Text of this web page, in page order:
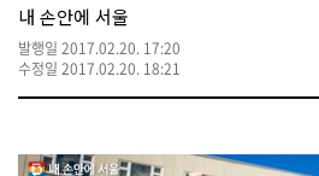
울
시
대
표
소
털
내 손안에 서울
발행일 2017.02.20. 17:20
수정일 2017.02.20. 18:21